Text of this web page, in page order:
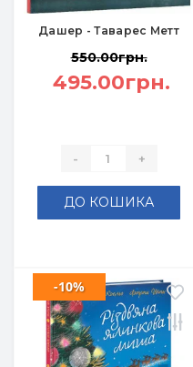
Дашер - Таварес Метт
550.00грн.
495.00грн.
- +
ДО КОШИКА
-10%